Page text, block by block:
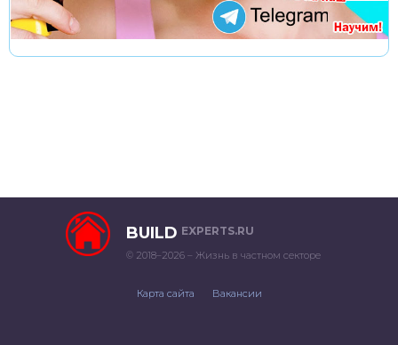
BUILD EXPERTS.RU
© 2018–2026 – Жизнь в частном секторе
Карта сайта Вакансии